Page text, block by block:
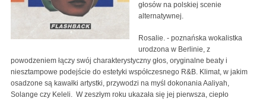
głosów na polskiej scenie
alternatywnej.
Rosalie. - poznańska wokalistka
urodzona w Berlinie, z
powodzeniem łączy swój charakterystyczny głos, oryginalne beaty i
niesztampowe podejście do estetyki współczesnego R&B. Klimat, w jakim
osadzone są kawałki artystki, przywodzi na myśl dokonania Aaliyah,
Solange czy Keleli. W zeszłym roku ukazała się jej pierwsza, ciepło